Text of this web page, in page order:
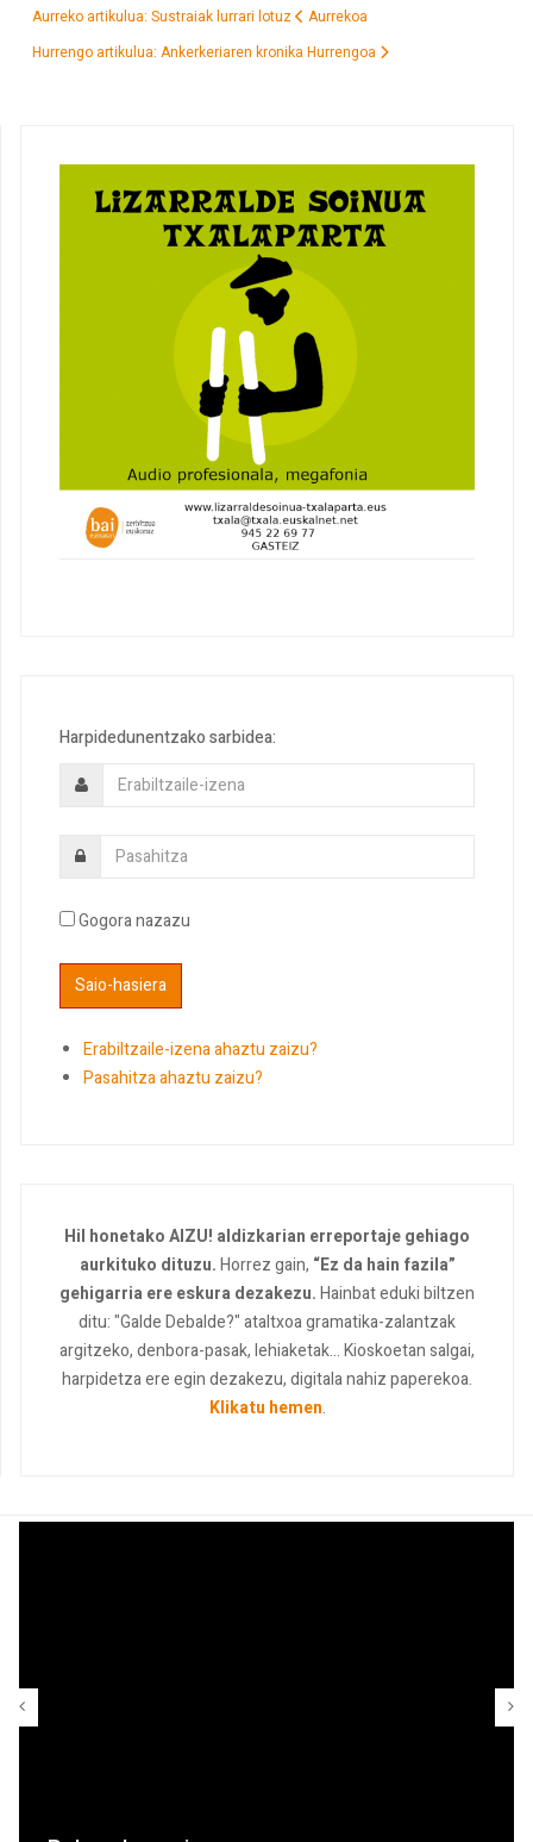
Aurreko artikulua: Sustraiak lurrari lotuz
Aurrekoa
Hurrengo artikulua: Ankerkeriaren kronika Hurrengoa
Harpidedunentzako sarbidea:
Gogora nazazu
Erabiltzaile-izena ahaztu zaizu?
Pasahitza ahaztu zaizu?
Hil honetako AIZU! aldizkarian erreportaje gehiago
aurkituko dituzu.Horrez gain, “Ez da hain fazila”
gehigarria ere eskura dezakezu.Hainbat eduki biltzen
ditu: "Galde Debalde?" ataltxoa gramatika-zalantzak
argitzeko, denbora-pasak, lehiaketak... Kioskoetan salgai,
harpidetza ere egin dezakezu, digitala nahiz paperekoa.
Klikatu hemen.